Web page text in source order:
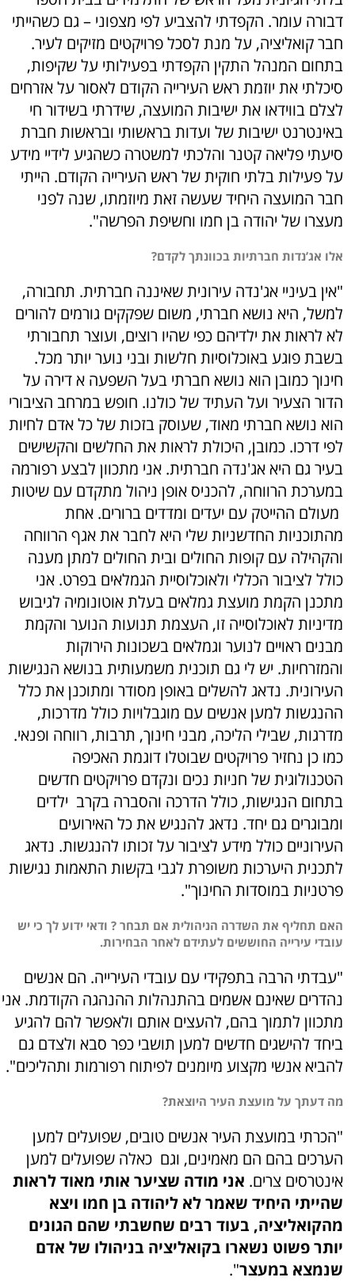
דבורה עומר. הקפדתי להצביע לפי מצפוני – גם כשהייתי
חבר קואליציה, על מנת לסכל פרויקטים מזיקים לעיר.
בתחום המנהל התקין הקפדתי בפעילותי על שקיפות,
סיכלתי את יוזמת ראש העירייה הקודם לאסור על אזרחים
לצלם בווידאו את ישיבות המועצה, שידרתי בשידור חי
באינטרנט ישיבות של ועדות בראשותי ובראשות חברת
סיעתי פליאה קטנר והלכתי למשטרה כשהגיע לידיי מידע
על פעילות בלתי חוקית של ראש העירייה הקודם. הייתי
חבר המועצה היחיד שעשה זאת מיוזמתו, שנה לפני
מעצרו של יהודה בן חמו וחשיפת הפרשה".
אלו אג’נדות חברתיות בכוונתך לקדם?
"אין בעיניי אג'נדה עירונית שאיננה חברתית. תחבורה,
למשל, היא נושא חברתי, משום שפקקים גורמים להורים
לא לראות את ילדיהם כפי שהיו רוצים, ועוצר תחבורתי
בשבת פוגע באוכלוסיות חלשות ובני נוער יותר מכל.
חינוך כמובן הוא נושא חברתי בעל השפעה א דירה על
הדור הצעיר ועל העתיד של כולנו. חופש במרחב הציבורי
הוא נושא חברתי מאוד, שעוסק בזכות של כל אדם לחיות
לפי דרכו. כמובן, היכולת לראות את החלשים והקשישים
בעיר גם היא אג'נדה חברתית. אני מתכוון לבצע רפורמה
במערכת הרווחה, להכניס אופן ניהול מתקדם עם שיטות
מעולם ההייטק עם יעדים ומדדים ברורים. אחת
מהתוכניות החדשניות שלי היא לחבר את אגף הרווחה
והקהילה עם קופות החולים ובית החולים למתן מענה
כולל לציבור הכללי ולאוכלוסיית הגמלאים בפרט. אני
מתכנן הקמת מועצת גמלאים בעלת אוטונומיה לגיבוש
מדיניות לאוכלוסייה זו, העצמת תנועות הנוער והקמת
מבנים ראויים לנוער וגמלאים בשכונות הירוקות
והמזרחיות. יש לי גם תוכנית משמעותית בנושא הנגישות
העירונית. נדאג להשלים באופן מסודר ומתוכנן את כלל
ההנגשות למען אנשים עם מוגבלויות כולל מדרכות,
מדרגות, שבילי הליכה, מבני חינוך, תרבות, רווחה ופנאי.
כמו כן נחזיר פרויקטים שבוטלו דוגמת האכיפה
הטכנולוגית של חניות נכים ונקדם פרויקטים חדשים
בתחום הנגישות, כולל הדרכה והסברה בקרב ילדים
ומבוגרים גם יחד. נדאג להנגיש את כל האירועים
העירוניים כולל מידע לציבור על זכותו להנגשות. נדאג
לתכנית היערכות משופרת לגבי בקשות התאמות נגישות
פרטניות במוסדות החינוך".
האם תחליף את השדרה הניהולית אם תבחר ? ודאי ידוע לך כי יש
עובדי עירייה החוששים לעתידם לאחר הבחירות.
"עבדתי הרבה בתפקידי עם עובדי העירייה. הם אנשים
נהדרים שאינם אשמים בהתנהלות ההנהגה הקודמת. אני
מתכוון לתמוך בהם, להעצים אותם ולאפשר להם להגיע
ביחד להישגים חדשים למען תושבי כפר סבא ולצדם גם
להביא אנשי מקצוע מיומנים לפיתוח רפורמות ותהליכים".
מה דעתך על מועצת העיר היוצאת?
"הכרתי במועצת העיר אנשים טובים, שפועלים למען
הערכים בהם הם מאמינים, וגם כאלה שפועלים למען
אינטרסים צרים. אני מודה שציער אותי מאוד לראות
שהייתי היחיד שאמר לא ליהודה בן חמו ויצא
מהקואליציה, בעוד רבים שחשבתי שהם הגונים
יותר פשוט נשארו בקואליציה בניהולו של אדם
שנמצא במעצר".